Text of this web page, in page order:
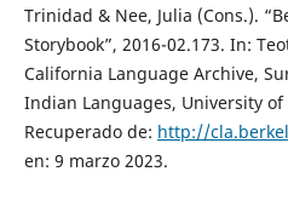
Trinidad & Nee, Julia (Cons.).
Storybook”, 2016-02.173. In:
California Language Archive,
Indian Languages, University of
Recuperado de: http://
en: 9 marzo 2023.